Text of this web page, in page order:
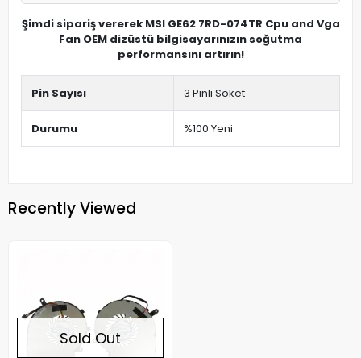
Şimdi sipariş vererek MSI GE62 7RD-074TR Cpu and Vga
Fan OEM dizüstü bilgisayarınızın soğutma
performansını artırın!
Pin Sayısı 3 Pinli Soket
Durumu %100 Yeni
Recently Viewed
Sold Out